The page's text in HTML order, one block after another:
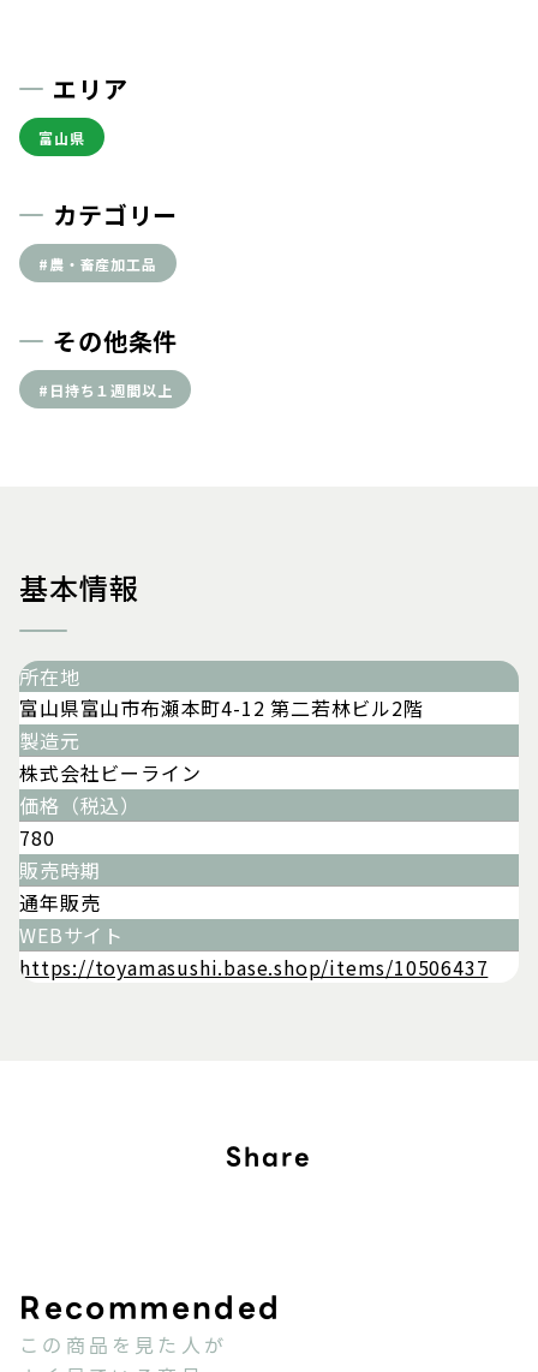
エリア
富山県
カテゴリー
#農・畜産加工品
その他条件
#日持ち１週間以上
基本情報
所在地
富山県富山市布瀬本町4-12 第二若林ビル2階
製造元
株式会社ビーライン
価格（税込）
780
販売時期
通年販売
WEBサイト
https://toyamasushi.base.shop/items/10506437
Share
この商品を見た人が